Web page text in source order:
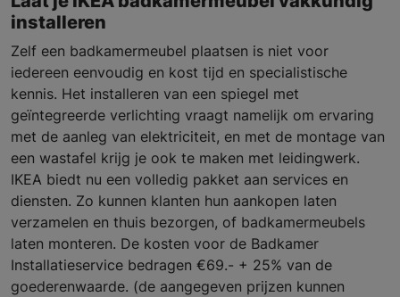
installeren
Zelf een badkamermeubel plaatsen is niet voor
iedereen eenvoudig en kost tijd en specialistische
kennis. Het installeren van een spiegel met
geïntegreerde verlichting vraagt namelijk om ervaring
met de aanleg van elektriciteit, en met de montage van
een wastafel krijg je ook te maken met leidingwerk.
IKEA biedt nu een volledig pakket aan services en
diensten. Zo kunnen klanten hun aankopen laten
verzamelen en thuis bezorgen, of badkamermeubels
laten monteren. De kosten voor de Badkamer
Installatieservice bedragen €69.- + 25% van de
goederenwaarde. (de aangegeven prijzen kunnen